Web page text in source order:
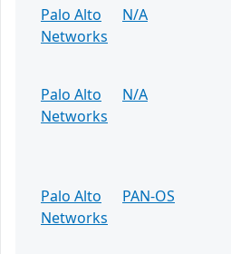
Palo Alto
Networks
N/A
Palo Alto
Networks
N/A
Palo Alto
Networks
PAN-OS